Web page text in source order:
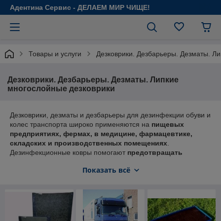
Адентина Сервис - ДЕЛАЕМ МИР ЧИЩЕ!
Товары и услуги Дезковрики. Дезбарьеры. Дезматы.
Дезковрики. Дезбарьеры. Дезматы. Липкие
многослойные дезковрики
Дезковрики, дезматы и дезбарьеры для дезинфекции обуви и
колес транспорта широко применяются на пищевых
предприятиях, фермах, в медицине, фармацевтике,
складских и производственных помещениях
Дезинфекционные ковры помогают предотвращать
между санитарными зонами, обеспечивая соблюдение
безопасности. Антибактериальные дезковрики
изготавливаются из прочных влагостойких материалов,
устойчивых к дезинфицирующим растворам, химическим
средствам и интенсивной эксплуатации.
Показать всё